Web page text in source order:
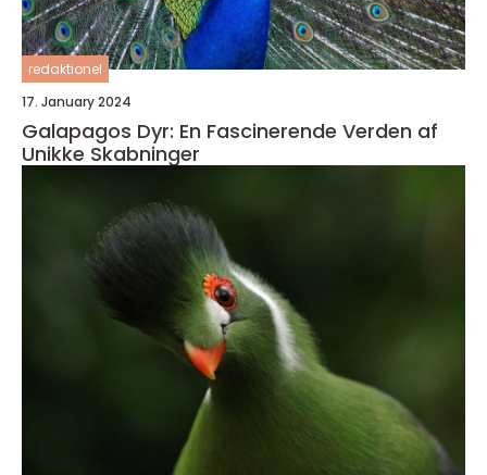
redaktionel
17. January 2024
Galapagos Dyr: En Fascinerende Verden af
Unikke Skabninger